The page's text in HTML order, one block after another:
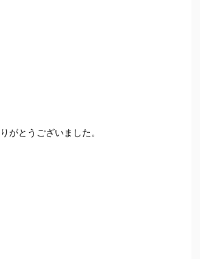
がとうございました。